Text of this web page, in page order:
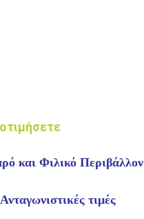
και Φιλικό Περιβάλλον
Ανταγωνιστικές τιμές